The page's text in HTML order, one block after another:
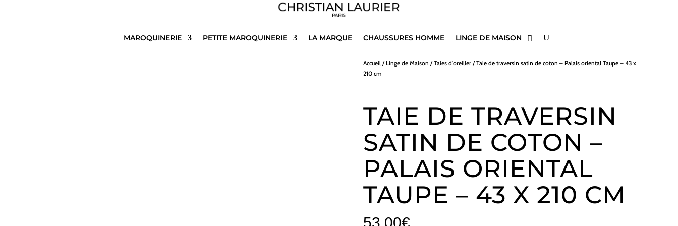
MAROQUINERIE PETITE MAROQUINERIE LA MARQUE CHAUSSURES HOMME LINGE DE MAISON
Accueil / Linge de Maison /Taies d'oreiller / Taie de traversin satin de coton – Palais oriental Taupe – 43 x
210 cm
TAIE DE TRAVERSIN
SATIN DE COTON –
PALAIS ORIENTAL
TAUPE – 43 X 210 CM